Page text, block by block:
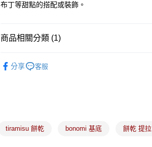
每筆NT$100，滿NT$1,500(含以上)免運費
免運費
布丁等甜點的搭配或裝飾。
商品相關分類 (1)
分享
客服
tiramisu 餅乾 bonomi 基底 餅乾 提拉